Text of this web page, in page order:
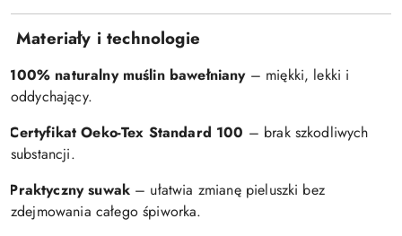
Materiały i technologie
100% naturalny muślin bawełniany– miękki, lekki i
oddychający.
Certyfikat Oeko-Tex Standard 100 – brak szkodliwych
substancji.
Praktyczny suwak – ułatwia zmianę pieluszki bez
zdejmowania całego śpiworka.